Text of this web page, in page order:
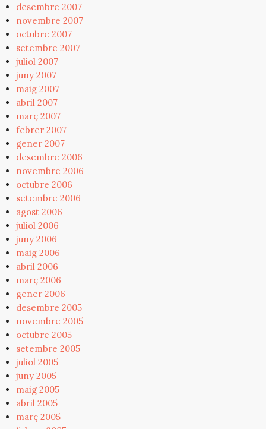
desembre 2007
novembre 2007
octubre 2007
setembre 2007
juliol 2007
juny 2007
maig 2007
abril 2007
març 2007
febrer 2007
gener 2007
desembre 2006
novembre 2006
octubre 2006
setembre 2006
agost 2006
juliol 2006
juny 2006
maig 2006
abril 2006
març 2006
gener 2006
desembre 2005
novembre 2005
octubre 2005
setembre 2005
juliol 2005
juny 2005
maig 2005
abril 2005
març 2005